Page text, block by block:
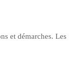
et démarches. Les